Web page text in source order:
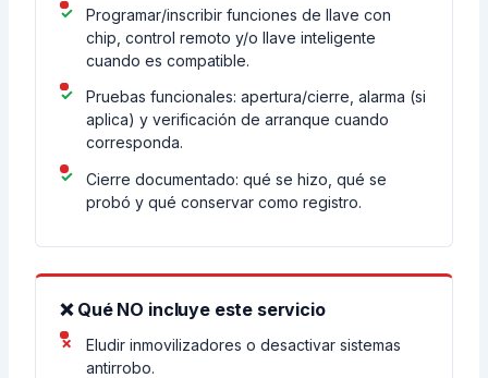
Programar/inscribir funciones de llave con
chip, control remoto y/o llave inteligente
cuando es compatible.
Pruebas funcionales: apertura/cierre, alarma (si
aplica) y verificación de arranque cuando
corresponda.
Cierre documentado: qué se hizo, qué se
probó y qué conservar como registro.
❌ Qué NO incluye este servicio
Eludir inmovilizadores o desactivar sistemas
antirrobo.